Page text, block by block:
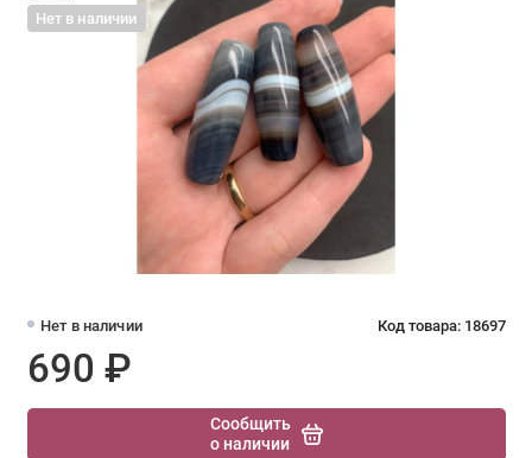
Нет в наличии
Нет в наличии Код товара: 18697
690 ₽
Сообщить
о наличии